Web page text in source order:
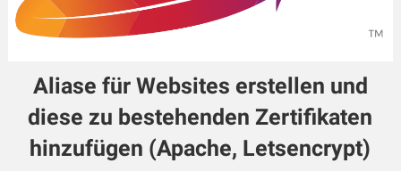
Aliase für Websites erstellen und
diese zu bestehenden Zertifikaten
hinzufügen (Apache, Letsencrypt)